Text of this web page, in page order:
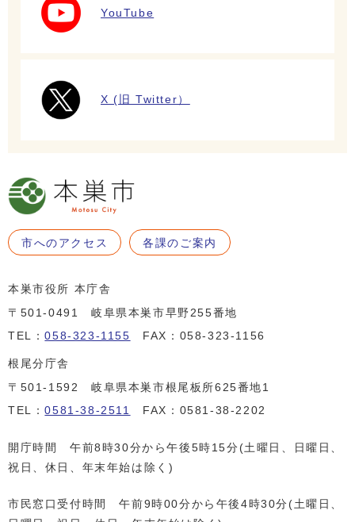
YouTube
X (旧 Twitter）
市へのアクセス 各課のご案内
本巣市役所 本庁舎
〒501-0491 岐阜県本巣市早野255番地
TEL：058-323-1155 FAX：058-323-1156
根尾分庁舎
〒501-1592 岐阜県本巣市根尾板所625番地1
TEL：0581-38-2511 FAX：0581-38-2202
開庁時間 午前8時30分から午後5時15分(土曜日、日曜日、
祝日、休日、年末年始は除く)
市民窓口受付時間 午前9時00分から午後4時30分(土曜日、